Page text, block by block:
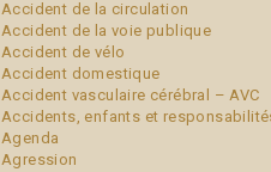
Accident de la circulation
Accident de la voie publique
Accident de vélo
Accident domestique
Accident vasculaire cérébral – AVC
Accidents, enfants et
Agenda
Agression